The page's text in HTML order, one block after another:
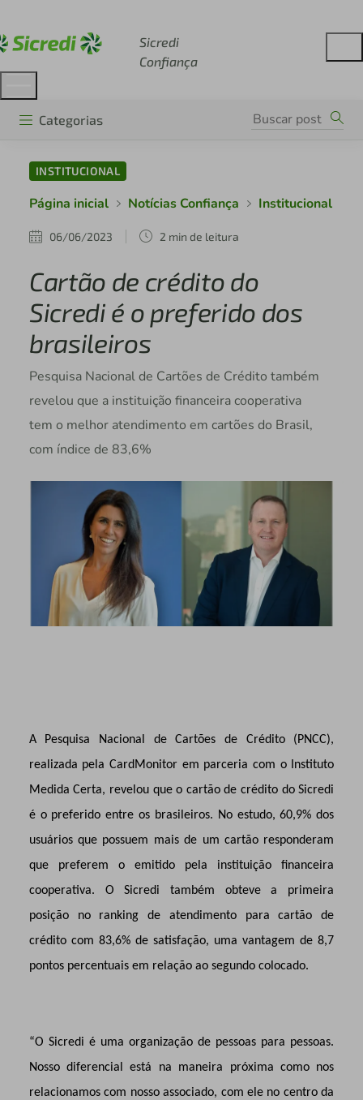
Sicredi
Confiança
Categorias
INSTITUCIONAL
Página inicial Notícias Confiança Institucional
06/06/2023 2 min de leitura
Cartão de crédito do
Sicredi é o preferido dos
brasileiros
Pesquisa Nacional de Cartões de Crédito também
revelou que a instituição financeira cooperativa
tem o melhor atendimento em cartões do Brasil,
com índice de 83,6%
A Pesquisa Nacional de Cartões de Crédito (PNCC),
realizada pela CardMonitor em parceria com o Instituto
Medida Certa, revelou que o cartão de crédito do Sicredi
é o preferido entre os brasileiros. No estudo, 60,9% dos
usuários que possuem mais de um cartão responderam
que preferem o emitido pela instituição financeira
cooperativa. O Sicredi também obteve a primeira
posição no ranking de atendimento para cartão de
crédito com 83,6% de satisfação, uma vantagem de 8,7
pontos percentuais em relação ao segundo colocado.
“O Sicredi é uma organização de pessoas para pessoas.
Nosso diferencial está na maneira próxima como nos
relacionamos com nosso associado, com ele no centro da